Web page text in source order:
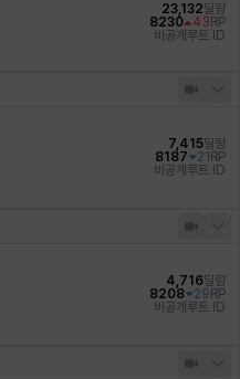
23,132딜량
8230
43 RP
비공개 루트 ID
7,415딜량
8187
21 RP
비공개 루트 ID
4,716딜량
8208
29 RP
비공개 루트 ID